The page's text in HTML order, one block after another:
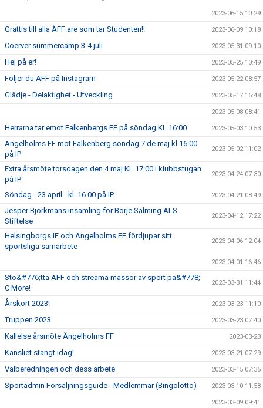
2023-06-15 10:29
Grattis till alla ÄFF:are som tar Studenten!! 2023-06-09 10:18
Coerver summercamp 3-4 juli 2023-05-31 09:10
Hej på er! 2023-05-25 10:49
Följer du ÄFF på Instagram 2023-05-22 08:57
Glädje - Delaktighet - Utveckling 2023-05-17 16:48
2023-05-08 08:41
Herrarna tar emot Falkenbergs FF på söndag KL 16:00 2023-05-03 10:53
Ängelholms FF mot Falkenberg söndag 7:de maj kl 16:00
på IP
2023-05-02 11:02
Extra årsmöte torsdagen den 4 maj KL 17:00 i klubbstugan
på IP
2023-04-24 07:30
Söndag - 23 april - kl. 16.00 på IP 2023-04-21 08:49
Jesper Björkmans insamling för Börje Salming ALS
Stiftelse
2023-04-12 17:22
Helsingborgs IF och Ängelholms FF fördjupar sitt
sportsliga samarbete
2023-04-06 12:04
2023-04-01 16:46
Sto&#776;tta ÄFF och streama massor av sport pa&#778;
C More!
2023-03-31 11:44
Årskort 2023! 2023-03-23 11:10
Truppen 2023 2023-03-23 07:40
Kallelse årsmöte Ängelholms FF 2023-03-23
Kansliet stängt idag! 2023-03-21 07:29
Valberedningen och dess arbete 2023-03-15 07:35
Sportadmin Försäljningsguide - Medlemmar (Bingolotto) 2023-03-10 11:58
2023-03-09 09:41